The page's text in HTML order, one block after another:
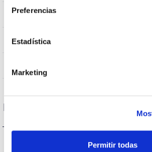
Preferencias
Estadística
Marketing
Permitir todas
CRI Colour rendering index
Opening angle
Housing and Finish
IP Tightness index